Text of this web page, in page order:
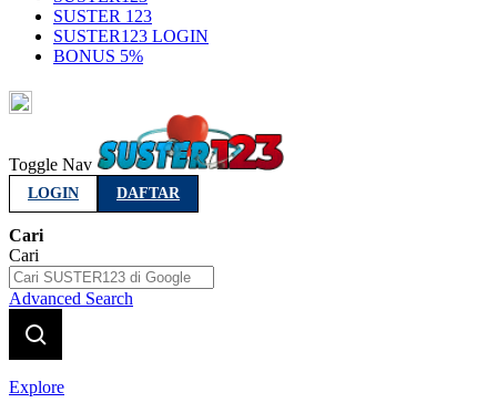
SUSTER 123
SUSTER123 LOGIN
BONUS 5%
Toggle Nav
LOGIN DAFTAR
Cari
Cari
Advanced Search
Explore